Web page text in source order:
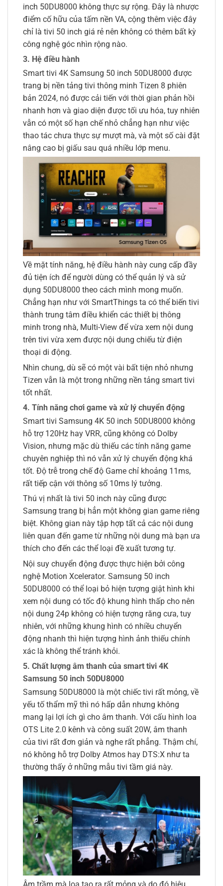
inch 50DU8000 không thực sự rộng. Đây là nhược
điểm cố hữu của tấm nền VA, cộng thêm việc đây
chỉ là tivi 50 inch giá rẻ nên không có thêm bất kỳ
công nghệ góc nhìn rộng nào.
3. Hệ điều hành
Smart tivi 4K Samsung 50 inch 50DU8000 được
trang bị nền tảng tivi thông minh Tizen 8 phiên
bản 2024, nó được cải tiến với thời gian phản hồi
nhanh hơn và giao diện được tối ưu hóa, tuy nhiên
vẫn có một số hạn chế nhỏ chẳng hạn như việc
thao tác chưa thực sự mượt mà, và một số cài đặt
nâng cao bị giấu sau quá nhiều lớp menu.
Về mặt tính năng, hệ điều hành này cung cấp đầy
đủ tiện ích để người dùng có thể quản lý và sử
dụng 50DU8000 theo cách mình mong muốn.
Chẳng hạn như với SmartThings ta có thể biến tivi
thành trung tâm điều khiển các thiết bị thông
minh trong nhà, Multi-View để vừa xem nội dung
trên tivi vừa xem được nội dung chiếu từ điện
thoại di động.
Nhìn chung, dù sẽ có một vài bất tiện nhỏ nhưng
Tizen vẫn là một trong những nền tảng smart tivi
tốt nhất.
4. Tính năng chơi game và xửlý chuyển động
Smart tivi Samsung 4K 50 inch 50DU8000 không
hỗ trợ 120Hz hay VRR, cũng không có Dolby
Vision, nhưng mặc dù thiếu các tính năng game
chuyên nghiệp thì nó vẫn xử lý chuyển động khá
tốt. Độ trễ trong chế độ Game chỉ khoảng 11ms,
rất tiếp cận với thông số 10ms lý tưởng.
Thú vị nhất là tivi 50 inch này cũng được
Samsung trang bị hẳn một không gian game riêng
biệt. Không gian này tập hợp tất cả các nội dung
liên quan đến game từ những nội dung mà bạn ưa
thích cho đến các thể loại đề xuất tương tự.
Nội suy chuyển động được thực hiện bởi công
nghệ Motion Xcelerator. Samsung 50 inch
50DU8000 có thể loại bỏ hiện tượng giật hình khi
xem nội dung có tốc độ khung hình thấp cho nên
nội dung 24p không có hiện tượng răng cưa, tuy
nhiên, với những khung hình có nhiều chuyển
động nhanh thì hiện tượng hình ảnh thiếu chính
xác là không thể tránh khỏi.
5. Chất lượng âm thanh của smart tivi 4K
Samsung 50 inch 50DU8000
Samsung 50DU8000 là một chiếc tivi rất mỏng, về
yếu tố thẩm mỹ thì nó hấp dẫn nhưng không
mang lại lợi ích gì cho âm thanh. Với cấu hình loa
OTS Lite 2.0 kênh và công suất 20W, âm thanh
của tivi rất đơn giản và nghe rất phẳng. Thậm chí,
nó không hỗ trợ Dolby Atmos hay DTS:X như ta
thường thấy ở những mẫu tivi tầm giá này.